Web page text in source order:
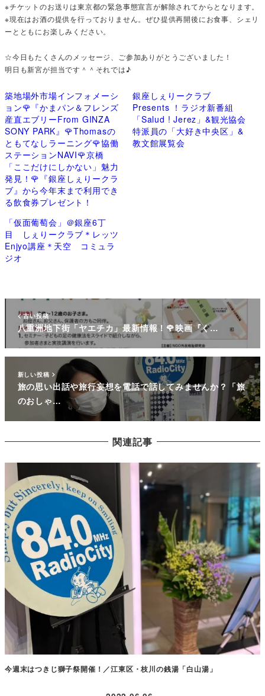
※チケットのお送りは東京都の緊急事態宣言が解除されてからとなります。
※現在はお酒の提供を行っておりません。ぜひ提供再開後にお食事、シェリ
ーとともにお楽しみください。
☆今日もたくさんのメッセージ、ご参加ありがとうございました！
明日も新宮が担当です＾＾それでは♪
築地場外市場インフォメーシ
ョン🌹『かまパン＆フレンズ
産直エブリーFrom GINZA
SONY PARK』🌹Thomasの
ともてなしラーニング🌹協働
ステーションNAVI🌹京橋
「ここだけにしかない」魅力
発見！🌹『銀座しぇりークラ
ブ』から今年末まで利用でき
る飲食券プレゼント！
銀座しぇりークラブ
Presents ！ラジオ新番組
「Salud ! Jerez」&観光協会
特派員の「大好き中央区」&
教文館展覧会
「仮面葡萄会」＠銀座6丁
目 しぇりークラブ＊レッツ
Enjyo講座＊天空 コミュラ
ジオ
古い投稿
八重洲地下街「ヤエチカ」最新情報！🌹映画『く…
新しい投稿
旅の思い出話や旅行妄想を電話で話してみませんか？「旅
のおしゃ…
関連記事
今週末はつきじ獅子祭開催！／江東区・枝川の銭湯「白山湯」